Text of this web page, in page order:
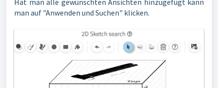
Hat man alle gewünschten Ansichten hinzugefügt kann
man auf "Anwenden und Suchen" klicken.